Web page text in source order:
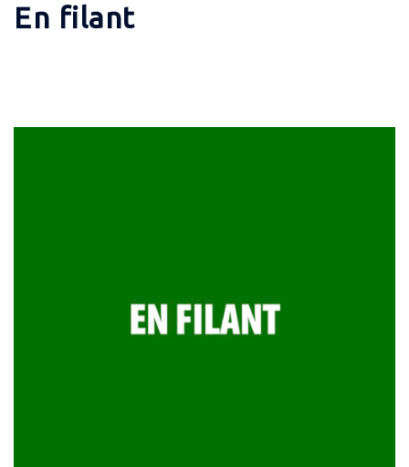
En filant